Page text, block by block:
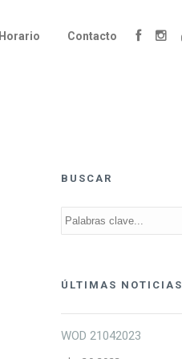
Horario Contacto
BUSCAR
ÚLTIMAS NOTICIAS
WOD 21042023